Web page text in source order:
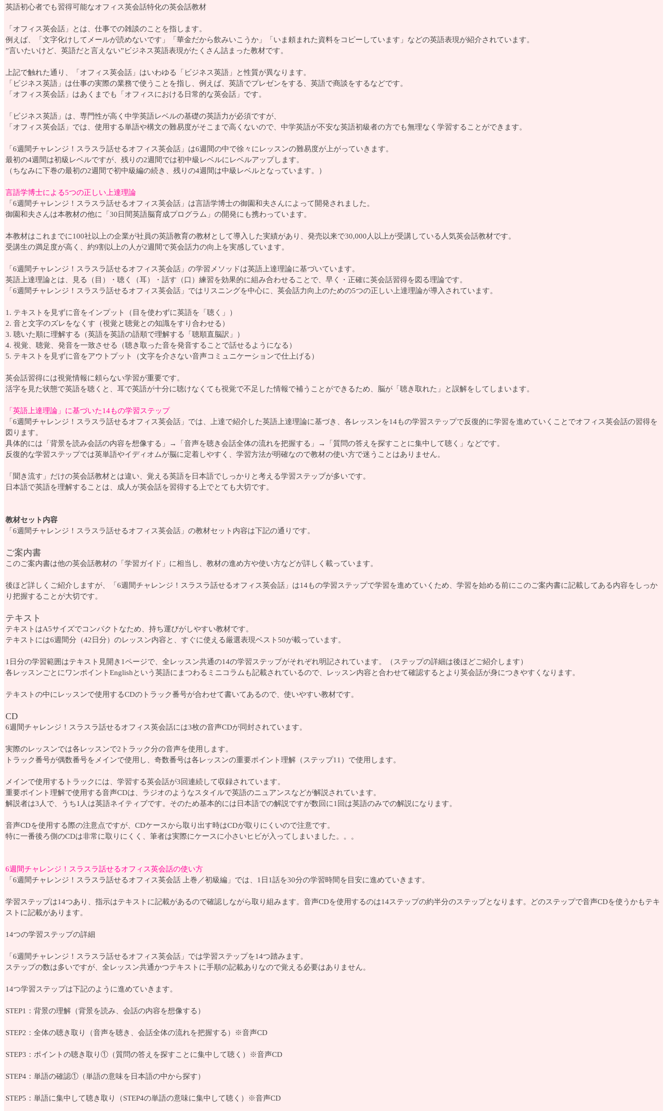
英語初心者でも習得可能なオフィス英会話特化の英会話教材
「オフィス英会話」とは、仕事での雑談のことを指します。
例えば、「文字化けしてメールが読めないです」「華金だから飲みいこうか」「いま頼まれた資料をコピーしています」などの英語表現が紹介されています。
”言いたいけど、英語だと言えない”ビジネス英語表現がたくさん詰まった教材です。
上記で触れた通り、「オフィス英会話」はいわゆる「ビジネス英語」と性質が異なります。
「ビジネス英語」は仕事の実際の業務で使うことを指し、例えば、英語でプレゼンをする、英語で商談をするなどです。
「オフィス英会話」はあくまでも「オフィスにおける日常的な英会話」です。
「ビジネス英語」は、専門性が高く中学英語レベルの基礎の英語力が必須ですが、
「オフィス英会話」では、使用する単語や構文の難易度がそこまで高くないので、中学英語が不安な英語初級者の方でも無理なく学習することができます。
「6週間チャレンジ！スラスラ話せるオフィス英会話」は6週間の中で徐々にレッスンの難易度が上がっていきます。
最初の4週間は初級レベルですが、残りの2週間では初中級レベルにレベルアップします。
（ちなみに下巻の最初の2週間で初中級編の続き、残りの4週間は中級レベルとなっています。）
言語学博士による5つの正しい上達理論
「6週間チャレンジ！スラスラ話せるオフィス英会話」は言語学博士の御園和夫さんによって開発されました。
御園和夫さんは本教材の他に「30日間英語脳育成プログラム」の開発にも携わっています。
本教材はこれまでに100社以上の企業が社員の英語教育の教材として導入した実績があり、発売以来で30,000人以上が受講している人気英会話教材です。
受講生の満足度が高く、約9割以上の人が2週間で英会話力の向上を実感しています。
「6週間チャレンジ！スラスラ話せるオフィス英会話」の学習メソッドは英語上達理論に基づいています。
英語上達理論とは、見る（目）・聴く（耳）・話す（口）練習を効果的に組み合わせることで、早く・正確に英会話習得を図る理論です。
「6週間チャレンジ！スラスラ話せるオフィス英会話」ではリスニングを中心に、英会話力向上のための5つの正しい上達理論が導入されています。
1. テキストを見ずに音をインプット（目を使わずに英語を「聴く」）
2. 音と文字のズレをなくす（視覚と聴覚との知識をすり合わせる）
3. 聴いた順に理解する（英語を英語の語順で理解する「聴順直脳訳」）
4. 視覚、聴覚、発音を一致させる（聴き取った音を発音することで話せるようになる）
5. テキストを見ずに音をアウトプット（文字を介さない音声コミュニケーションで仕上げる）
英会話習得には視覚情報に頼らない学習が重要です。
活字を見た状態で英語を聴くと、耳で英語が十分に聴けなくても視覚で不足した情報で補うことができるため、脳が「聴き取れた」と誤解をしてしまいます。
「英語上達理論」に基づいた14もの学習ステップ
「6週間チャレンジ！スラスラ話せるオフィス英会話」では、上達で紹介した英語上達理論に基づき、各レッスンを14もの学習ステップで反復的に学習を進めていくことでオフィス英会話の習得を
図ります。
具体的には「背景を読み会話の内容を想像する」→「音声を聴き会話全体の流れを把握する」→「質問の答えを探すことに集中して聴く」などです。
反復的な学習ステップでは英単語やイディオムが脳に定着しやすく、学習方法が明確なので教材の使い方で迷うことはありません。
「聞き流す」だけの英会話教材とは違い、覚える英語を日本語でしっかりと考える学習ステップが多いです。
日本語で英語を理解することは、成人が英会話を習得する上でとても大切です。
教材セット内容
「6週間チャレンジ！スラスラ話せるオフィス英会話」の教材セット内容は下記の通りです。
ご案内書
このご案内書は他の英会話教材の「学習ガイド」に相当し、教材の進め方や使い方などが詳しく載っています。
後ほど詳しくご紹介しますが、「6週間チャレンジ！スラスラ話せるオフィス英会話」は14もの学習ステップで学習を進めていくため、学習を始める前にこのご案内書に記載してある内容をしっか
り把握することが大切です。
テキスト
テキストはA5サイズでコンパクトなため、持ち運びがしやすい教材です。
テキストには6週間分（42日分）のレッスン内容と、すぐに使える厳選表現ベスト50が載っています。
1日分の学習範囲はテキスト見開き1ページで、全レッスン共通の14の学習ステップがそれぞれ明記されています。（ステップの詳細は後ほどご紹介します）
各レッスンごとにワンポイントEnglishという英語にまつわるミニコラムも記載されているので、レッスン内容と合わせて確認するとより英会話が身につきやすくなります。
テキストの中にレッスンで使用するCDのトラック番号が合わせて書いてあるので、使いやすい教材です。
CD
6週間チャレンジ！スラスラ話せるオフィス英会話には3枚の音声CDが同封されています。
実際のレッスンでは各レッスンで2トラック分の音声を使用します。
トラック番号が偶数番号をメインで使用し、奇数番号は各レッスンの重要ポイント理解（ステップ11）で使用します。
メインで使用するトラックには、学習する英会話が3回連続して収録されています。
重要ポイント理解で使用する音声CDは、ラジオのようなスタイルで英語のニュアンスなどが解説されています。
解説者は3人で、うち1人は英語ネイティブです。そのため基本的には日本語での解説ですが数回に1回は英語のみでの解説になります。
音声CDを使用する際の注意点ですが、CDケースから取り出す時はCDが取りにくいので注意です。
特に一番後ろ側のCDは非常に取りにくく、筆者は実際にケースに小さいヒビが入ってしまいました。。。
6週間チャレンジ！スラスラ話せるオフィス英会話の使い方
「6週間チャレンジ！スラスラ話せるオフィス英会話 上巻／初級編」では、1日1話を30分の学習時間を目安に進めていきます。
学習ステップは14つあり、指示はテキストに記載があるので確認しながら取り組みます。音声CDを使用するのは14ステップの約半分のステップとなります。どのステップで音声CDを使うかもテキ
ストに記載があります。
14つの学習ステップの詳細
「6週間チャレンジ！スラスラ話せるオフィス英会話」では学習ステップを14つ踏みます。
ステップの数は多いですが、全レッスン共通かつテキストに手順の記載ありなので覚える必要はありません。
14つ学習ステップは下記のように進めていきます。
STEP1：背景の理解（背景を読み、会話の内容を想像する）
STEP2：全体の聴き取り（音声を聴き、会話全体の流れを把握する）※音声CD
STEP3：ポイントの聴き取り①（質問の答えを探すことに集中して聴く）※音声CD
STEP4：単語の確認①（単語の意味を日本語の中から探す）
STEP5：単語に集中して聴き取り（STEP4の単語の意味に集中して聴く）※音声CD